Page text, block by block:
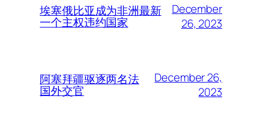
埃塞俄比亚成为非洲最新
一个主权违约国家
December
26, 2023
阿塞拜疆驱逐两名法
国外交官
December 26,
2023